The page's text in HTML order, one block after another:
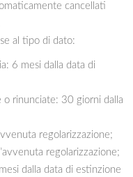
cancellati
al tipo di dato:
6 mesi dalla data di
rinunciate: 30 giorni dalla
regolarizzazione;
regolarizzazione;
dalla data di estinzione